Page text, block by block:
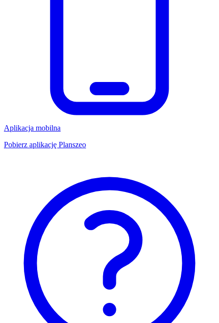
Aplikacja mobilna
Pobierz aplikację Planszeo